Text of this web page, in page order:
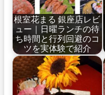
根室花まる 銀座店レビ
ュー｜日曜ランチの待
ち時間と行列回避のコ
ツを実体験で紹介